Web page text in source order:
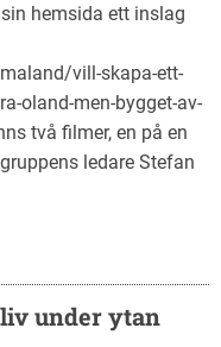
hemsida ett inslag
vill-skapa-ett-
oland-men-bygget-av-
två filmer, en på en
ledare Stefan
under ytan